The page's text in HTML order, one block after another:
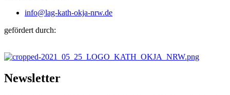
info@lag-kath-okja-nrw.de
gefördert durch:
Newsletter